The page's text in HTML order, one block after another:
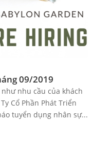
09/2019
nhu cầu của khách
Cổ Phần Phát Triển
tuyển dụng nhân sự...